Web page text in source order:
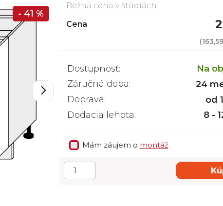
- 41 %
Bežná cena v štúdiách
Cena
(
Dostupnosť:
Na
Záručná doba:
24
Doprava:
od
Dodacia lehota:
8 -
Mám záujem o montáž